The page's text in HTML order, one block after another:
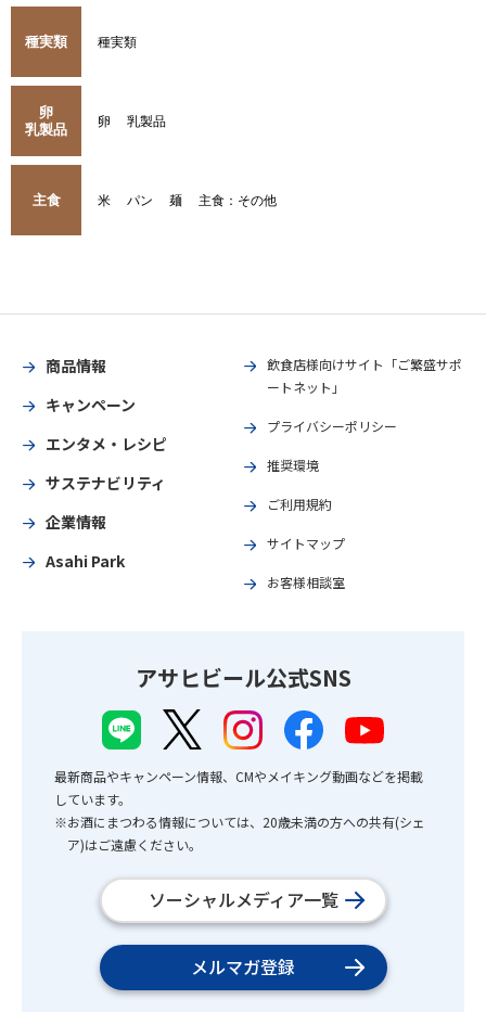
種実類 種実類
卵
乳製品
卵 乳製品
主食 米 パン 麺 主食：その他
商品情報
キャンペーン
エンタメ・レシピ
サステナビリティ
企業情報
Asahi Park
飲食店様向けサイト「ご繁盛サポ
ートネット」
プライバシーポリシー
推奨環境
ご利用規約
サイトマップ
お客様相談室
アサヒビール公式SNS
最新商品やキャンペーン情報、CMやメイキング動画などを掲載
しています。
※お酒にまつわる情報については、20歳未満の方への共有(シェ
ア)はご遠慮ください。
ソーシャルメディア一覧
メルマガ登録